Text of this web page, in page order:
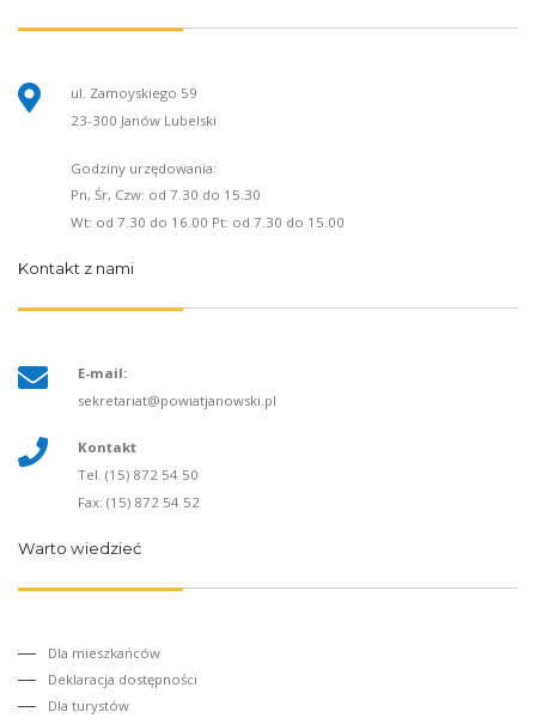
ul. Zamoyskiego 59
23-300 Janów Lubelski
Godziny urzędowania:
Pn, Śr, Czw: od 7.30 do 15.30
Wt: od 7.30 do 16.00 Pt: od 7.30 do 15.00
Kontakt z nami
E-mail:
sekretariat@powiatjanowski.pl
Kontakt
Tel. (15) 872 54 50
Fax: (15) 872 54 52
Warto wiedzieć
Dla mieszkańców
Deklaracja dostępności
Dla turystów